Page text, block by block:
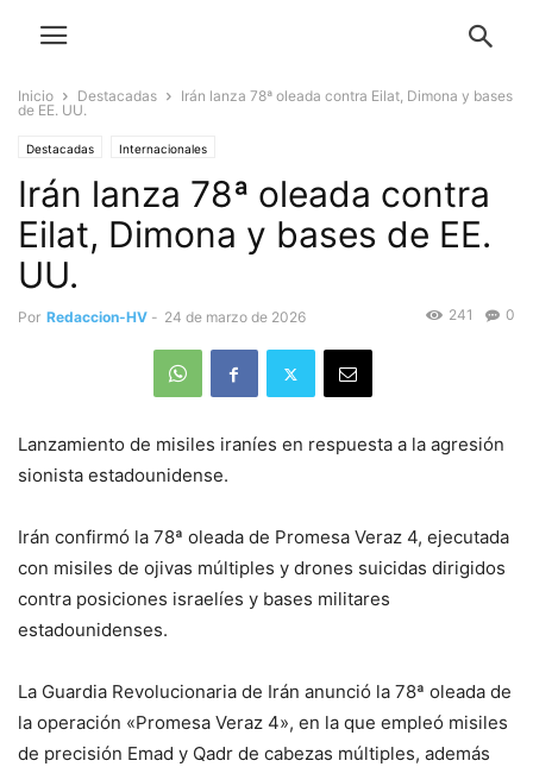
Inicio Destacadas
Irán lanza 78ª oleada contra Eilat, Dimona y bases
de EE. UU.
Destacadas Internacionales
Irán lanza 78ª oleada contra
Eilat, Dimona y bases de EE.
UU.
Por Redaccion-HV - 24 de marzo de 2026 0
241
Lanzamiento de misiles iraníes en respuesta a la agresión
sionista estadounidense.
Irán confirmó la 78ª oleada de Promesa Veraz 4, ejecutada
con misiles de ojivas múltiples y drones suicidas dirigidos
contra posiciones israelíes y bases militares
estadounidenses.
La Guardia Revolucionaria de Irán anunció la 78ª oleada de
la operación «Promesa Veraz 4», en la que empleó misiles
de precisión Emad y Qadr de cabezas múltiples, además